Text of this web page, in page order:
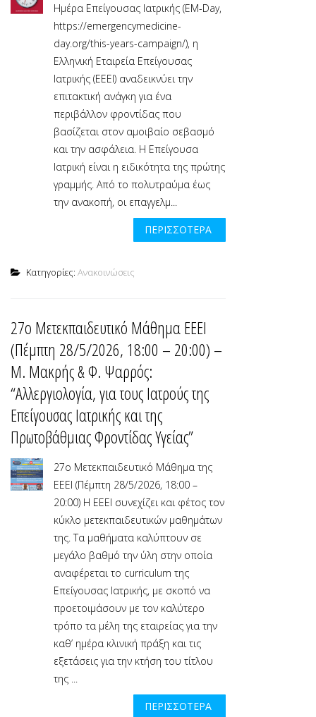
Ημέρα Επείγουσας Ιατρικής (EM-Day,
https://emergencymedicine-
day.org/this-years-campaign/), η
Ελληνική Εταιρεία Επείγουσας
Ιατρικής (ΕΕΕΙ) αναδεικνύει την
επιτακτική ανάγκη για ένα
περιβάλλον φροντίδας που
βασίζεται στον αμοιβαίο σεβασμό
και την ασφάλεια. Η Επείγουσα
Ιατρική είναι η ειδικότητα της πρώτης
γραμμής. Από το πολυτραύμα έως
την ανακοπή, οι επαγγελμ...
ΠΕΡΙΣΣΌΤΕΡΑ
Κατηγορίες: Ανακοινώσεις
27ο Μετεκπαιδευτικό Μάθημα ΕΕΕΙ
(Πέμπτη 28/5/2026, 18:00 – 20:00) –
Μ. Μακρής & Φ. Ψαρρός:
“Αλλεργιολογία, για τους Ιατρούς της
Επείγουσας Ιατρικής και της
Πρωτοβάθμιας Φροντίδας Υγείας”
27ο Μετεκπαιδευτικό Μάθημα της
ΕΕΕΙ (Πέμπτη 28/5/2026, 18:00 –
20:00) Η ΕΕΕΙ συνεχίζει και φέτος τον
κύκλο μετεκπαιδευτικών μαθημάτων
της. Τα μαθήματα καλύπτουν σε
μεγάλο βαθμό την ύλη στην οποία
αναφέρεται το curriculum της
Επείγουσας Ιατρικής, με σκοπό να
προετοιμάσουν με τον καλύτερο
τρόπο τα μέλη της εταιρείας για την
καθ’ ημέρα κλινική πράξη και τις
εξετάσεις για την κτήση του τίτλου
της ...
ΠΕΡΙΣΣΌΤΕΡΑ